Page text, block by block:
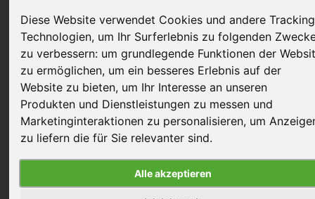
Diese Website verwendet Cookies und andere
Technologien, um Ihr Surferlebnis zu folgenden
zu verbessern: um grundlegende Funktionen der
zu ermöglichen, um ein besseres Erlebnis auf der
Website zu bieten, um Ihr Interesse an unseren
Produkten und Dienstleistungen zu messen und
Marketinginteraktionen zu personalisieren, um
zu liefern die für Sie relevanter sind.
Alle akzeptieren
24. September 2020 Artikel
Der doppelte Kehoe: Subway-
Protest vor Ort